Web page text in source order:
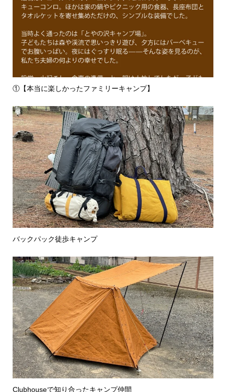
①【本当に楽しかったファミリーキャンプ】
バックパック徒歩キャンプ
Clubhouseで知り合ったキャンプ仲間